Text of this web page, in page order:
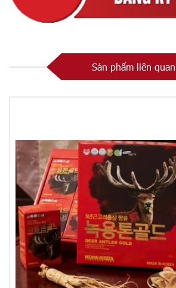
Sản phẩm liên quan